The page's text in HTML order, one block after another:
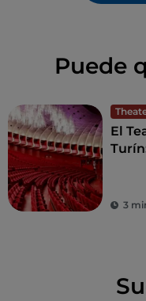
Puede
El
3